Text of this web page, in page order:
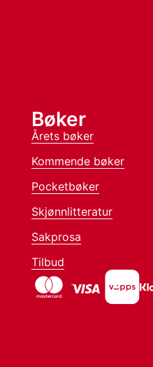
Bøker
Årets bøker
Kommende bøker
Pocketbøker
Skjønnlitteratur
Sakprosa
Tilbud